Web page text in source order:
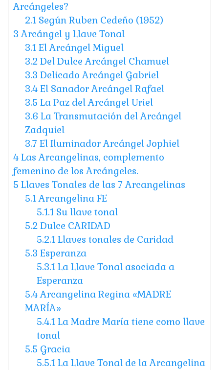
Arcángeles?
2.1 Según Ruben Cedeño (1952)
3 Arcángel y Llave Tonal
3.1 El Arcángel Miguel
3.2 Del Dulce Arcángel Chamuel
3.3 Delicado Arcángel Gabriel
3.4 El Sanador Arcángel Rafael
3.5 La Paz del Arcángel Uriel
3.6 La Transmutación del Arcángel
Zadquiel
3.7 El Iluminador Arcángel Jophiel
4 Las Arcangelinas, complemento
femenino de los Arcángeles.
5 Llaves Tonales de las 7 Arcangelinas
5.1 Arcangelina FE
5.1.1 Su llave tonal
5.2 Dulce CARIDAD
5.2.1 Llaves tonales de Caridad
5.3 Esperanza
5.3.1 La Llave Tonal asociada a
Esperanza
5.4Arcangelina Regina «MADRE
MARÍA»
5.4.1 La Madre María tiene como llave
tonal
5.5 Gracia
5.5.1 La Llave Tonal de la Arcangelina